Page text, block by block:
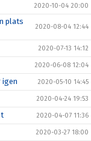
2020-10-04 20:00
plats
2020-08-04 12:44
2020-07-13 14:12
2020-06-08 12:04
igen 2020-05-10 14:45
2020-04-24 19:53
2020-04-07 11:36
2020-03-27 18:00